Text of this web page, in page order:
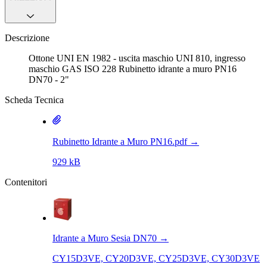
Descrizione
Ottone UNI EN 1982 - uscita maschio UNI 810, ingresso
maschio GAS ISO 228 Rubinetto idrante a muro PN16
DN70 - 2"
Scheda Tecnica
Rubinetto Idrante a Muro PN16.pdf→
929 kB
Contenitori
Idrante a Muro Sesia DN70 →
CY15D3VE, CY20D3VE, CY25D3VE, CY30D3VE